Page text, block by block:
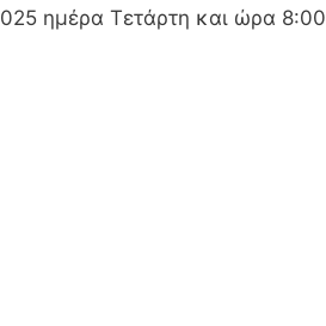
ημέρα Τετάρτη και ώρα 8:00